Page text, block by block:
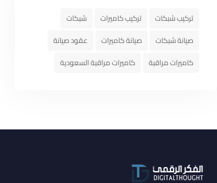
تركيب شبكات تركيب كاميرات
شبكات
صيانة شبكات
صيانة كاميرات
عقود صيانة
كاميرات مراقبة
كاميرات مراقبة السعودية